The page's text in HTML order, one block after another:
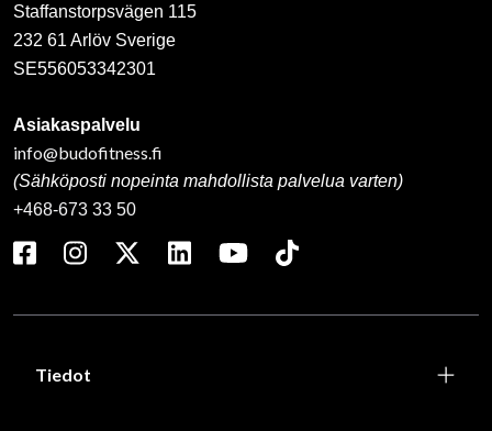
Staffanstorpsvägen 115
232 61 Arlöv Sverige
SE556053342301
Asiakaspalvelu
info@budofitness.fi
(Sähköposti nopeinta mahdollista palvelua varten)
+468-673 33 50
Tiedot